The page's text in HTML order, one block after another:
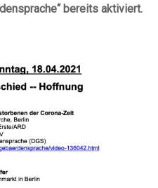
bereits aktiviert.